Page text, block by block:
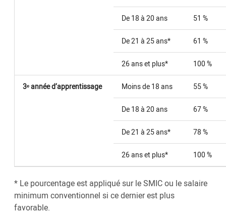
De 18 à 20 ans 51 %
De 21 à 25 ans* 61 %
26 ans et plus* 100 %
3ᵉ année d’apprentissage Moins de 18 ans 55 %
De 18 à 20 ans 67 %
De 21 à 25 ans* 78 %
26 ans et plus* 100 %
* Le pourcentage est appliqué sur le SMIC ou le salaire
minimum conventionnel si ce dernier est plus
favorable.